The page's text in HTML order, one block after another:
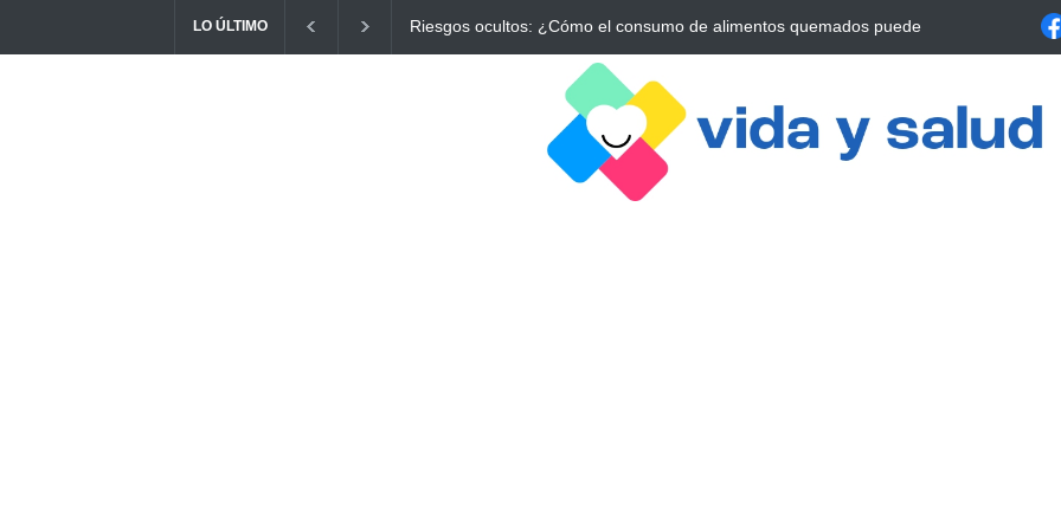
LO ÚLTIMO Ayuno Digital: La Estrategia Esencial para Mejorar tu Bienestar La conexión vital